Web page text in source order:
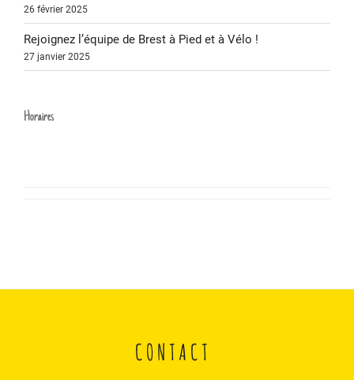
26 février 2025
Rejoignez l’équipe de Brest à Pied et à Vélo !
27 janvier 2025
Horaires
CONTACT